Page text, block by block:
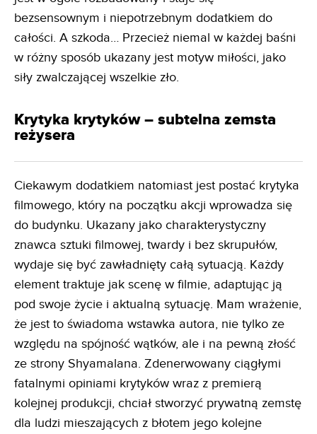
bezsensownym i niepotrzebnym dodatkiem do
całości. A szkoda… Przecież niemal w każdej baśni
w różny sposób ukazany jest motyw miłości, jako
siły zwalczającej wszelkie zło.
Krytyka krytyków – subtelna zemsta
reżysera
Ciekawym dodatkiem natomiast jest postać krytyka
filmowego, który na początku akcji wprowadza się
do budynku. Ukazany jako charakterystyczny
znawca sztuki filmowej, twardy i bez skrupułów,
wydaje się być zawładnięty całą sytuacją. Każdy
element traktuje jak scenę w filmie, adaptując ją
pod swoje życie i aktualną sytuację. Mam wrażenie,
że jest to świadoma wstawka autora, nie tylko ze
względu na spójność wątków, ale i na pewną złość
ze strony Shyamalana. Zdenerwowany ciągłymi
fatalnymi opiniami krytyków wraz z premierą
kolejnej produkcji, chciał stworzyć prywatną zemstę
dla ludzi mieszających z błotem jego kolejne